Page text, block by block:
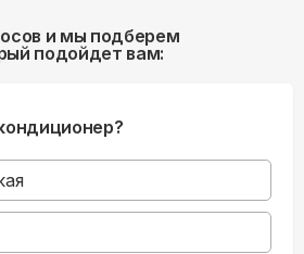
и мы подберем
подойдет вам: